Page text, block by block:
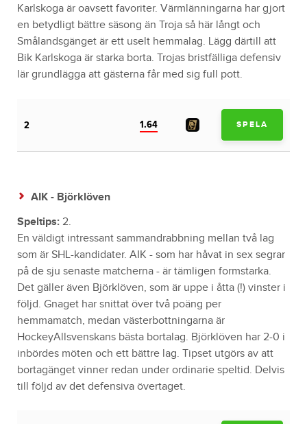
Karlskoga är oavsett favoriter. Värmlänningarna har gjort
en betydligt bättre säsong än Troja så här långt och
Smålandsgänget är ett uselt hemmalag. Lägg därtill att
Bik Karlskoga är starka borta. Trojas bristfälliga defensiv
lär grundlägga att gästerna får med sig full pott.
2 1.64 SPELA
AIK - Björklöven
Speltips: 2.
En väldigt intressant sammandrabbning mellan två lag
som är SHL-kandidater. AIK - som har håvat in sex segrar
på de sju senaste matcherna - är tämligen formstarka.
Det gäller även Björklöven, som är uppe i åtta (!) vinster i
följd. Gnaget har snittat över två poäng per
hemmamatch, medan västerbottningarna är
HockeyAllsvenskans bästa bortalag. Björklöven har 2-0 i
inbördes möten och ett bättre lag. Tipset utgörs av att
bortagänget vinner redan under ordinarie speltid. Delvis
till följd av det defensiva övertaget.